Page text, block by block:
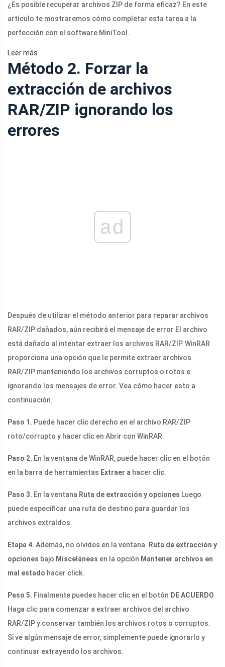
¿Es posible recuperar archivos ZIP de forma eficaz? En este
artículo te mostraremos cómo completar esta tarea a la
perfección con el software MiniTool.
Leer más
Método 2. Forzar la
extracción de archivos
RAR/ZIP ignorando los
errores
ad
Después de utilizar el método anterior para reparar archivos
RAR/ZIP dañados, aún recibirá el mensaje de error El archivo
está dañado al intentar extraer los archivos RAR/ZIP. WinRAR
proporciona una opción que le permite extraer archivos
RAR/ZIP manteniendo los archivos corruptos o rotos e
ignorando los mensajes de error. Vea cómo hacer esto a
continuación.
Paso 1. Puede hacer clic derecho en el archivo RAR/ZIP
roto/corrupto y hacer clic en Abrir con WinRAR.
Paso 2. En la ventana de WinRAR, puede hacer clic en el botón
en la barra de herramientas Extraer a hacer clic.
Paso 3. En la ventana Ruta de extracción y opciones Luego
puede especificar una ruta de destino para guardar los
archivos extraídos.
Etapa 4. Además, no olvides en la ventana. Ruta de extracción y
opciones bajo Misceláneas en la opción Mantener archivos en
mal estado hacer click.
Paso 5. Finalmente puedes hacer clic en el botón DE ACUERDO
Haga clic para comenzar a extraer archivos del archivo
RAR/ZIP y conservar también los archivos rotos o corruptos.
Si ve algún mensaje de error, simplemente puede ignorarlo y
continuar extrayendo los archivos.